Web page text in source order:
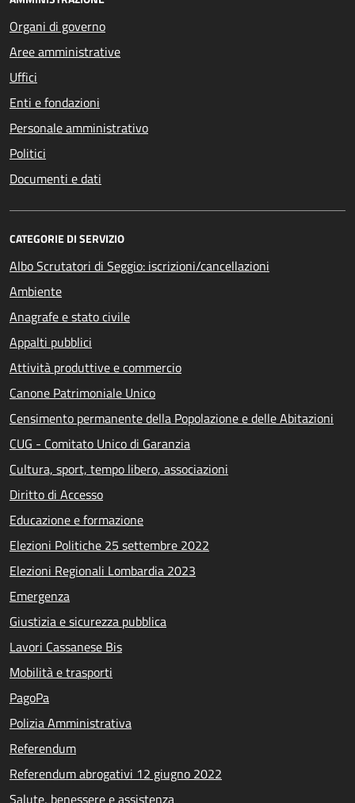
Organi di governo
Aree amministrative
Uffici
Enti e fondazioni
Personale amministrativo
Politici
Documenti e dati
CATEGORIE DI SERVIZIO
Albo Scrutatori di Seggio: iscrizioni/cancellazioni
Ambiente
Anagrafe e stato civile
Appalti pubblici
Attività produttive e commercio
Canone Patrimoniale Unico
Censimento permanente della Popolazione e delle Abitazioni
CUG - Comitato Unico di Garanzia
Cultura, sport, tempo libero, associazioni
Diritto di Accesso
Educazione e formazione
Elezioni Politiche 25 settembre 2022
Elezioni Regionali Lombardia 2023
Emergenza
Giustizia e sicurezza pubblica
Lavori Cassanese Bis
Mobilità e trasporti
PagoPa
Polizia Amministrativa
Referendum
Referendum abrogativi 12 giugno 2022
Salute, benessere e assistenza